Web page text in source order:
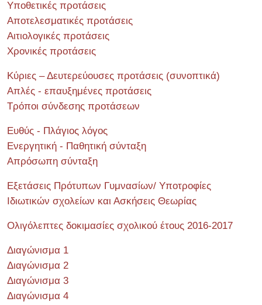
Υποθετικές προτάσεις
Αποτελεσματικές προτάσεις
Αιτιολογικές προτάσεις
Χρονικές προτάσεις
Κύριες – Δευτερεύουσες προτάσεις (συνοπτικά)
Απλές - επαυξημένες προτάσεις
Τρόποι σύνδεσης προτάσεων
Ευθύς - Πλάγιος λόγος
Ενεργητική - Παθητική σύνταξη
Απρόσωπη σύνταξη
Εξετάσεις Πρότυπων Γυμνασίων/ Υποτροφίες
Ιδιωτικών σχολείων και Ασκήσεις Θεωρίας
Ολιγόλεπτες δοκιμασίες σχολικού έτους 2016-2017
Διαγώνισμα 1
Διαγώνισμα 2
Διαγώνισμα 3
Διαγώνισμα 4